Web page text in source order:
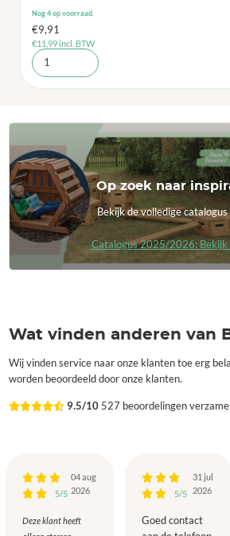
Nog 4 op voorraad.
€9,91
€11,99incl. BTW
Op zoek naar
Bekijk de volledige catalogus
Catalogus 2025/2026: Bekijk
Wat vinden anderen van
Wij vinden service naar onze klanten toe erg
worden beoordeeld door onze klanten.
9.5/10 527 beoordelingen
5/5
04 aug
2026
Deze klant heeft
5/5
31 jul
2026
Goed contact